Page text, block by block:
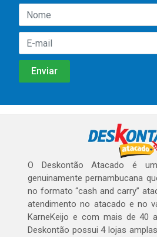
O Deskontão Atacado é
genuinamente pernambucana
no formato “cash and carry”
atendimento no atacado e no
KarneKeijo e com mais de 40
Deskontão possui 4 lojas